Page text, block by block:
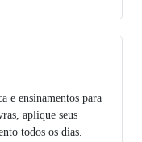
e ensinamentos para
aplique seus
todos os dias.